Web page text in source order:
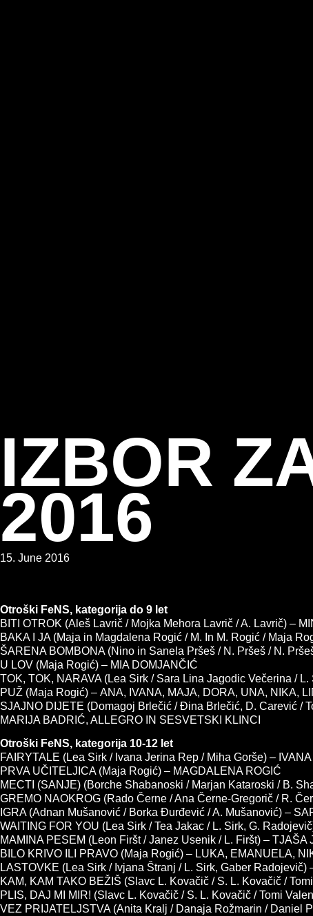
IZBOR
2016
15. June 2016
Otroški FeNS, kategorija do 9 let
BITI OTROK (Aleš Lavrič / Mojka Mehora Lavrič / A. Lavrič) –
BAKA I JA (Maja in Magdalena Rogić / M. In M. Rogić / Maja
ŠARENA BOMBONA (Nino in Sanela Pršeš / N. Pršeš / N.
U LOV (Maja Rogić) – MIA DOMJANČIĆ
TOK, TOK, NARAVA (Lea Sirk / Sara Lina Jagodic Večerina /
PUŽ (Maja Rogić) – ANA, IVANA, MAJA, DORA, UNA, NIKA,
SJAJNO DIJETE (Domagoj Brlečić / Đina Brlečić, D. Carević /
MARIJA BADRIĆ, ALLEGRO IN SESVETSKI KLINCI
Otroški FeNS, kategorija 10-12 let
FAIRYTALE (Lea Sirk / Ivana Jerina Rep / Miha Gorše) –
PRVA UČITELJICA (Maja Rogić) – MAGDALENA ROGIĆ
MECTI (SANJE) (Borche Shabanoski / Marjan Kataroski / B.
GREMO NAOKROG (Rado Černe / Ana Černe-Gregorič / R.
IGRA (Adnan Mušanović / Borka Đurđević / A. Mušanović) –
WAITING FOR YOU (Lea Sirk / Tea Jakac / L. Sirk, G.
MAMINA PESEM (Leon Firšt / Janez Usenik / L. Firšt) – TJAŠA
BILO KRIVO ILI PRAVO (Maja Rogić) – LUKA, EMANUELA,
LASTOVKE (Lea Sirk / Ivjana Štranj / L. Sirk, Gaber Radojevič)
KAM, KAM TAKO BEŽIŠ (Slavc L. Kovačič / S. L. Kovačič /
PLIS, DAJ MI MIR! (Slavc L. Kovačič / S. L. Kovačič / Tomi
VEZ PRIJATELJSTVA (Anita Kralj / Danaja Rožmarin / Daniel